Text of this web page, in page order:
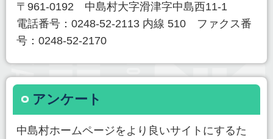
〒961-0192 中島村大字滑津字中島西11-1
電話番号：0248-52-2113 内線 510 ファクス番
号：0248-52-2170
アンケート
中島村ホームページをより良いサイトにするた